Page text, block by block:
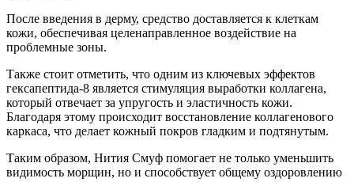
После введения в дерму, средство доставляется к клеткам
кожи, обеспечивая целенаправленное воздействие на
проблемные зоны.
Также стоит отметить, что одним из ключевых эффектов
гексапептида-8 является стимуляция выработки коллагена,
который отвечает за упругость и эластичность кожи.
Благодаря этому происходит восстановление коллагенового
каркаса, что делает кожный покров гладким и подтянутым.
Таким образом, Нития Смуф помогает не только уменьшить
видимость морщин, но и способствует общему оздоровлению